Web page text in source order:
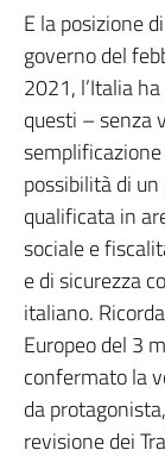
E la posizione
governo del
2021, l’Italia
questi – senza
possibilità di
qualificata in
sociale e
e di sicurezza
italiano.
Europeo del 3
confermato la
da
revisione dei